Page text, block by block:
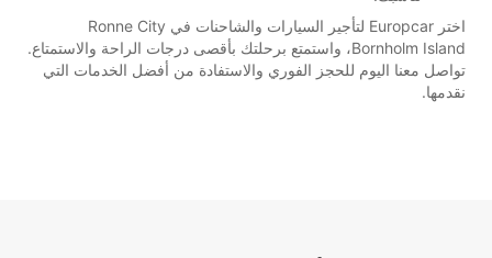
اختر Europcar لتأجير السيارات والشاحنات في Ronne City
Bornholm Island، واستمتع برحلتك بأقصى درجات الراحة والاستمتاع.
تواصل معنا اليوم للحجز الفوري والاستفادة من أفضل الخدمات التي
نقدمها.